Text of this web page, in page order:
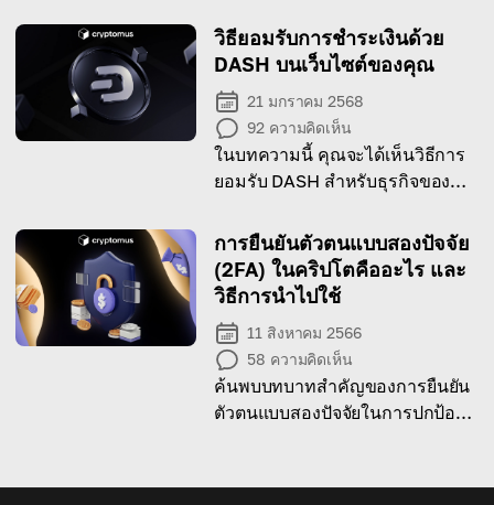
use case ของแต่ละเครือข่าย
วิธียอมรับการชำระเงินด้วย
DASH บนเว็บไซต์ของคุณ
21 มกราคม 2568
92 ความคิดเห็น
ในบทความนี้ คุณจะได้เห็นวิธีการ
ยอมรับ DASH สำหรับธุรกิจของ
การยืนยันตัวตนแบบสองปัจจัย
(2FA) ในคริปโตคืออะไร และ
วิธีการนำไปใช้
11 สิงหาคม 2566
58 ความคิดเห็น
ค้นพบบทบาทสำคัญของการยืนยัน
ตัวตนแบบสองปัจจัยในการปกป้อ